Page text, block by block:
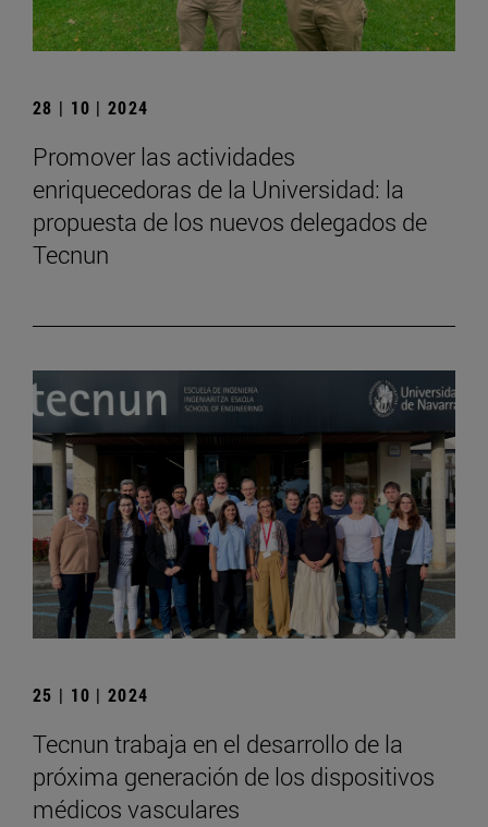
28 | 10 | 2024
Promover las actividades
enriquecedoras de la Universidad: la
propuesta de los nuevos delegados de
Tecnun
25 | 10 | 2024
Tecnun trabaja en el desarrollo de la
próxima generación de los dispositivos
médicos vasculares